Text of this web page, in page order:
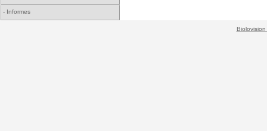
- Informes
Biolovision